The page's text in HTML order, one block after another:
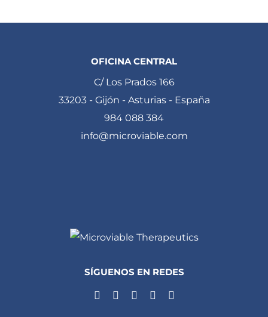
OFICINA CENTRAL
C/ Los Prados 166
33203 - Gijón - Asturias - España
984 088 384
info@microviable.com
SÍGUENOS EN REDES